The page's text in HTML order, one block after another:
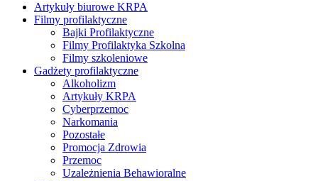
Artykuły biurowe KRPA
Filmy profilaktyczne
Bajki Profilaktyczne
Filmy Profilaktyka Szkolna
Filmy szkoleniowe
Gadżety profilaktyczne
Alkoholizm
Artykuły KRPA
Cyberprzemoc
Narkomania
Pozostałe
Promocja Zdrowia
Przemoc
Uzależnienia Behawioralne